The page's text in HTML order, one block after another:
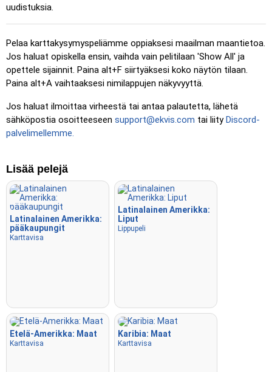
uudistuksia.
Pelaa karttakysymyspeliämme oppiaksesi maailman maantietoa.
Jos haluat opiskella ensin, vaihda vain pelitilaan 'Show All' ja
opettele sijainnit. Paina alt+F siirtyäksesi koko näytön tilaan.
Paina alt+A vaihtaaksesi nimilappujen näkyvyyttä.
Jos haluat ilmoittaa virheestä tai antaa palautetta, lähetä
sähköpostia osoitteeseen support@ekvis.com tai liityDiscord-
palvelimellemme.
Lisää pelejä
Latinalainen Amerikka:
pääkaupungit
Karttavisa
Latinalainen Amerikka:
Liput
Lippupeli
Etelä-Amerikka: Maat
Karttavisa
Karibia: Maat
Karttavisa